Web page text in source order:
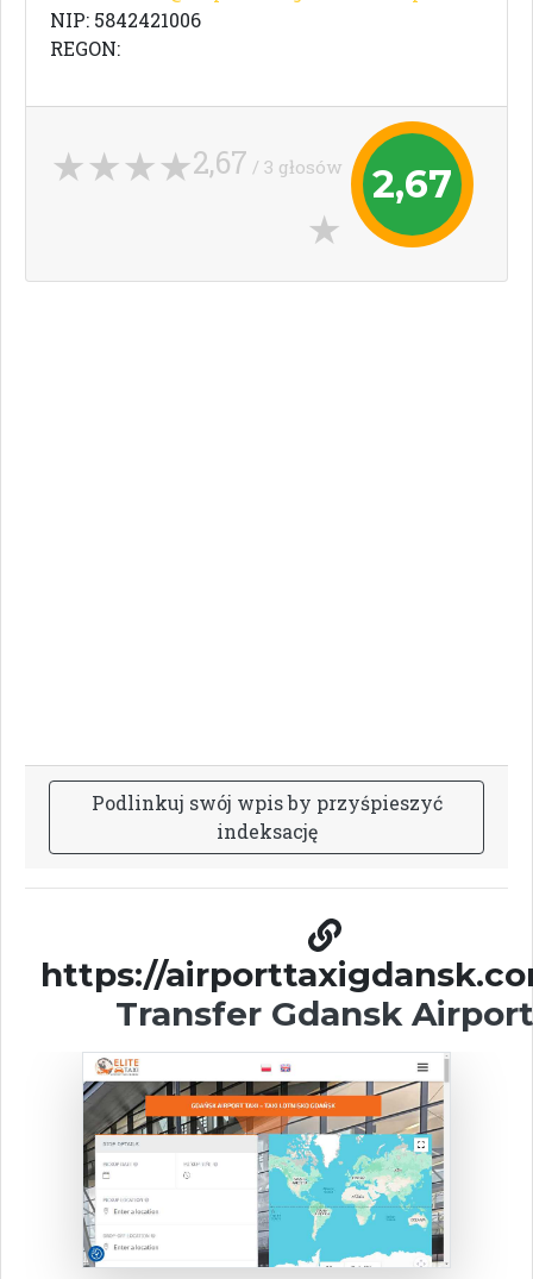
NIP: 5842421006
REGON:
2,67
2,67 / 3 głosów
Podlinkuj swój wpisby przyśpieszyć
indeksację
https://
Transfer Gdansk Airport